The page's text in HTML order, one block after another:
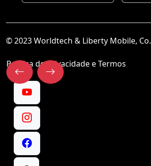
© 2023 Worldtech & Liberty Mobile, Co.
Política de Privacidade e Termos